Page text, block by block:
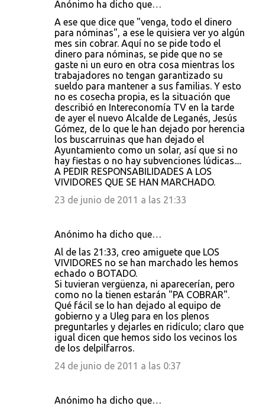
Anónimo ha dicho que…
A ese que dice que "venga, todo el dinero
para nóminas", a ese le quisiera ver yo algún
mes sin cobrar. Aquí no se pide todo el
dinero para nóminas, se pide que no se
gaste ni un euro en otra cosa mientras los
trabajadores no tengan garantizado su
sueldo para mantener a sus familias. Y esto
no es cosecha propia, es la situación que
describió en Intereconomía TV en la tarde
de ayer el nuevo Alcalde de Leganés, Jesús
Gómez, de lo que le han dejado por herencia
los buscarruinas que han dejado el
Ayuntamiento como un solar, así que si no
hay fiestas o no hay subvenciones lúdicas....
A PEDIR RESPONSABILIDADES A LOS
VIVIDORES QUE SE HAN MARCHADO.
23 de junio de 2011 a las 21:33
Anónimo ha dicho que…
Al de las 21:33, creo amiguete que LOS
VIVIDORES no se han marchado les hemos
echado o BOTADO.
Si tuvieran vergüenza, ni aparecerían, pero
como no la tienen estarán "PA COBRAR".
Qué fácil se lo han dejado al equipo de
gobierno y a Uleg para en los plenos
preguntarles y dejarles en ridículo; claro que
igual dicen que hemos sido los vecinos los
de los delpilfarros.
24 de junio de 2011 a las 0:37
Anónimo ha dicho que…